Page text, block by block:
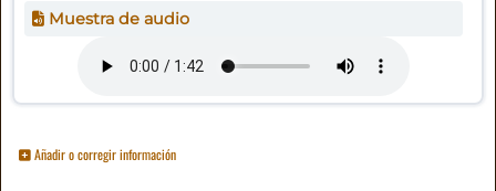
Muestra de audio
Añadir o corregir información